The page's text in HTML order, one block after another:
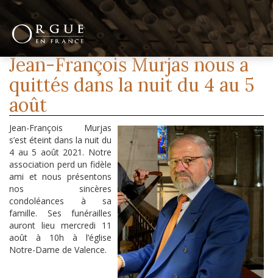
Jean-François Murjas nous a
quittés dans la nuit du 4 au 5
août
Jean-François Murjas
s’est éteint dans la nuit du
4 au 5 août 2021. Notre
association perd un fidèle
ami et nous présentons
nos sincères
condoléances à sa
famille. Ses funérailles
auront lieu mercredi 11
août à 10h à l’église
Notre-Dame de Valence.